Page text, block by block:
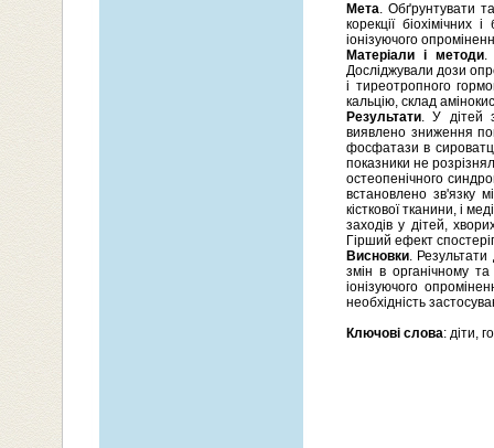
Мета. Обґрунтувати
корекції біохімічних
іонізуючого
Матеріали і методи.
Досліджували дози
і тиреотропного
кальцію, склад
Результати. У дітей
виявлено зниження
фосфатази в
показники не
остеопенічного
встановлено зв'язку
кісткової тканини, і
заходів у дітей,
Гірший ефект
Висновки. Результати
змін в органічному
іонізуючого
необхідність
Ключові слова: діти,